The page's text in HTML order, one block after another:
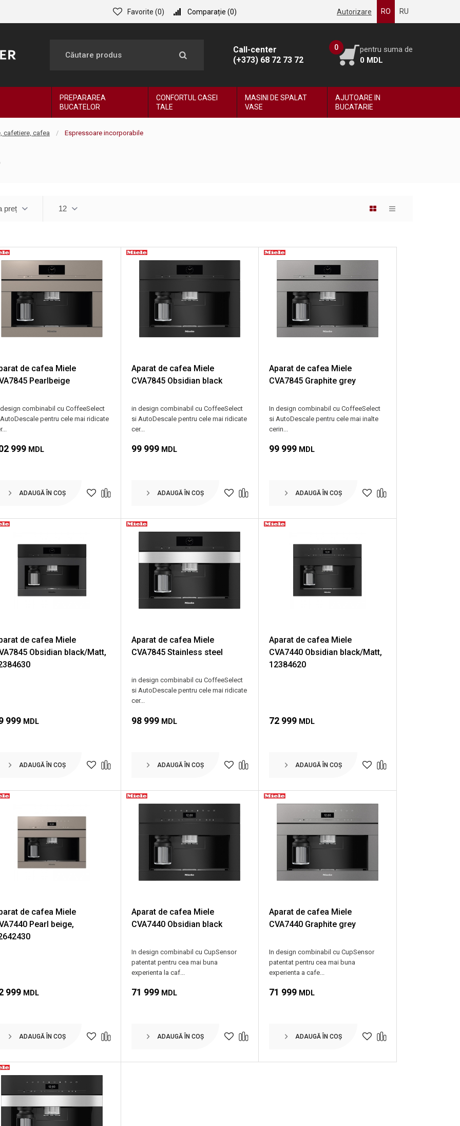
Favorite (0) Comparație (0) Autorizare RO RU
Call-center
(+373) 68 72 73 72
0
pentru suma de
0MDL
PREPARAREA
BUCATELOR
CONFORTUL CASEI
TALE
MASINI DE SPALAT
VASE
AJUTOARE IN
BUCATARIE
cafetiere, cafea Espressoare incorporabile
preț 12
de cafea Miele
Pearlbeige
combinabil cu CoffeeSelect
pentru cele mai ridicate
999 MDL
ADAUGĂ ÎN COȘ
Aparat de cafea Miele
CVA7845 Obsidian black
in design combinabil cu CoffeeSelect
si AutoDescale pentru cele mai ridicate
cer...
99 999 MDL
ADAUGĂ ÎN COȘ
Aparat de cafea Miele
CVA7845 Graphite grey
In design combinabil cu CoffeeSelect
si AutoDescale pentru cele mai inalte
cerin...
99 999 MDL
ADAUGĂ ÎN COȘ
de cafea Miele
Obsidian black/Matt,
999 MDL
ADAUGĂ ÎN COȘ
Aparat de cafea Miele
CVA7845 Stainless steel
in design combinabil cu CoffeeSelect
si AutoDescale pentru cele mai ridicate
cer...
98 999 MDL
ADAUGĂ ÎN COȘ
Aparat de cafea Miele
CVA7440 Obsidian black/Matt,
12384620
72 999 MDL
ADAUGĂ ÎN COȘ
de cafea Miele
Pearl beige,
999 MDL
ADAUGĂ ÎN COȘ
Aparat de cafea Miele
CVA7440 Obsidian black
In design combinabil cu CupSensor
patentat pentru cea mai buna
experienta la caf...
71 999 MDL
ADAUGĂ ÎN COȘ
Aparat de cafea Miele
CVA7440 Graphite grey
In design combinabil cu CupSensor
patentat pentru cea mai buna
experienta a cafe...
71 999 MDL
ADAUGĂ ÎN COȘ